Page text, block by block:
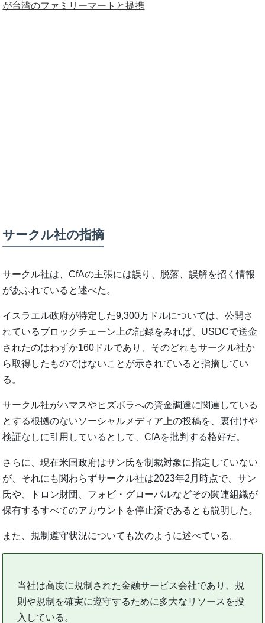
が台湾のファミリーマートと提携
サークル社の指摘
サークル社は、CfAの主張には誤り、脱落、誤解を招く情報
があふれていると述べた。
イスラエル政府が特定した9,300万ドルについては、公開さ
れているブロックチェーン上の記録をみれば、USDCで送金
されたのはわずか160ドルであり、そのどれもサークル社か
ら取得したものではないことが示されていると指摘してい
る。
サークル社がハマスやヒズボラへの資金調達に関連している
とする根拠のないソーシャルメディア上の投稿を、裏付けや
検証なしに引用しているとして、CfAを批判する格好だ。
さらに、現在米国政府はサン氏を制裁対象に指定していない
が、それにも関わらずサークル社は2023年2月時点で、サン
氏や、トロン財団、フォビ・グローバルなどその関連組織が
保有するすべてのアカウントを停止済であるとも説明した。
また、規制遵守状況についても次のように述べている。
当社は高度に規制された金融サービス会社であり、規
則や規制を確実に遵守するために多大なリソースを投
入している。